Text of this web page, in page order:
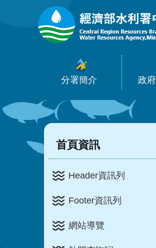
跳到主要內容區塊
分署簡介 政
:::
首頁資訊
Header資訊列
Footer資訊列
網站導覽